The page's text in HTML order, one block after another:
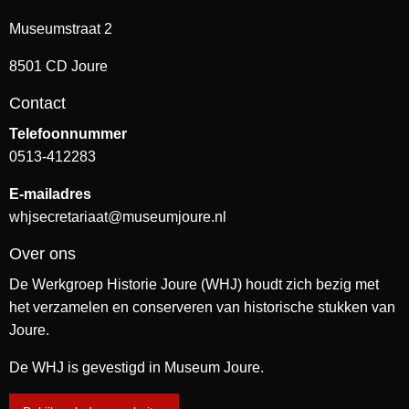
Museumstraat 2
8501 CD Joure
Contact
Telefoonnummer
0513-412283
E-mailadres
whjsecretariaat@museumjoure.nl
Over ons
De Werkgroep Historie Joure (WHJ) houdt zich bezig met
het verzamelen en conserveren van historische stukken van
Joure.
De WHJ is gevestigd in Museum Joure.